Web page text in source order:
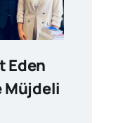
Eden
Müjdeli